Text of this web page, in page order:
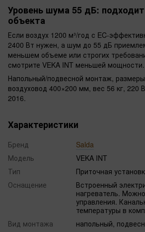
Уровень шума 55 дБ:
объекта
Если воздух 1200 м³/год с EC-
2400 Вт нужен, а шум до 55 дБ
меньшем объеме или строгих
смотрите VEKA INT меньшей мощности.
Напольный/подвесной монтаж,
воздуховод 400×200 мм, вес 56 кг, 220
2016.
Характеристики
Бренд
Salda
Модель
VEKA INT
Тип
Приточная
Оснащение
Встроенный
нагреватель.
управления.
температуры в
Вид монтажа
напольный,